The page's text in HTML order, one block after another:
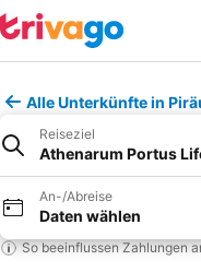
Alle Unterkünfte in
Reiseziel
Athenarum Portus
An-/Abreise
Daten wählen
So beeinflussen Zahlungen